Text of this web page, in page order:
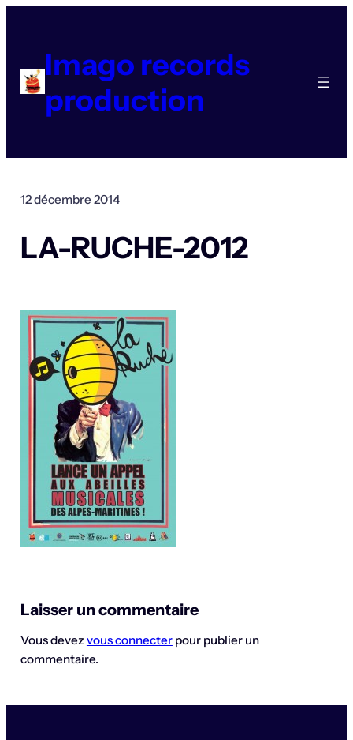
contenuImago records
production
12 décembre 2014
LA-RUCHE-2012
Laisser un commentaire
Vous devez vous connecterpour publier un
commentaire.